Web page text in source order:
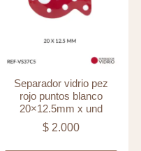
Separador vidrio pez
rojo puntos blanco
20×12.5mm x und
$ 2.000